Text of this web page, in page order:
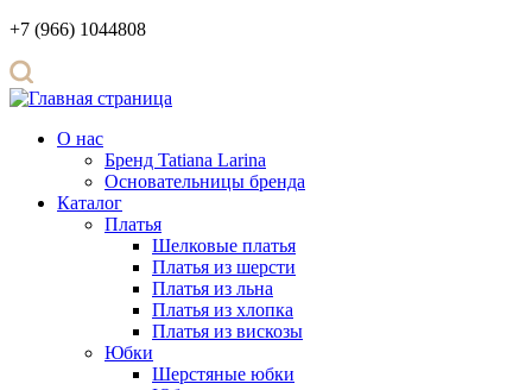
+7 (966) 1044808
О нас
Бренд Tatiana Larina
Основательницы бренда
Каталог
Платья
Шелковые платья
Платья из шерсти
Платья из льна
Платья из хлопка
Платья из вискозы
Юбки
Шерстяные юбки